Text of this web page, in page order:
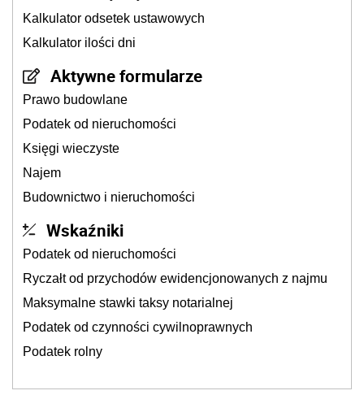
Kalkulator odsetek ustawowych
Kalkulator ilości dni
Aktywne formularze
Prawo budowlane
Podatek od nieruchomości
Księgi wieczyste
Najem
Budownictwo i nieruchomości
Wskaźniki
Podatek od nieruchomości
Ryczałt od przychodów ewidencjonowanych z najmu
Maksymalne stawki taksy notarialnej
Podatek od czynności cywilnoprawnych
Podatek rolny